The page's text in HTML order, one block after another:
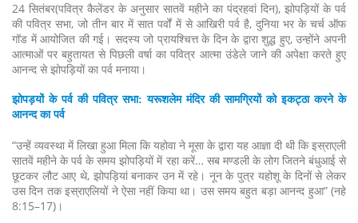
24 सितंबर(पवित्र कैलेंडर के अनुसार सातवें महीने का पंद्रहवां दिन), झोपड़ियों के पर्व
की पवित्र सभा, जो तीन बार में सात पर्वों में से आखिरी पर्व है, दुनिया भर के चर्च ऑफ
गॉड में आयोजित की गई। सदस्य जो प्रायश्चित्त के दिन के द्वारा शुद्ध हुए, उन्होंने अपनी
आत्माओं पर बहुतायत से पिछली वर्षा का पवित्र आत्मा उंडेले जाने की अपेक्षा करते हुए
आनन्द से झोपड़ियों का पर्व मनाया।
झोपड़यों के पर्व की पवित्र सभा: यरूशलेम मंदिर की सामग्रियों को इकट्ठा करने के
आनन्द का पर्व
“उन्हें व्यवस्था में लिखा हुआ मिला कि यहोवा ने मूसा के द्वारा यह आज्ञा दी थी कि इस्राएली
सातवें महीने के पर्व के समय झोपड़ियों में रहा करें… सब मण्डली के लोग जितने बंधुआई से
छूटकर लौट आए थे, झोपड़ियां बनाकर उन में रहे। नून के पुत्र यहोशू के दिनों से लेकर
उस दिन तक इस्राएलियों ने ऐसा नहीं किया था। उस समय बहुत बड़ा आनन्द हुआ” (नहे
8:15–17)।